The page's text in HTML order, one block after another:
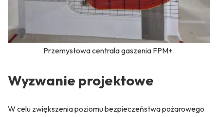
Przemysłowa centrala gaszenia FPM+.
Wyzwanie projektowe
W celu zwiększenia poziomu bezpieczeństwa pożarowego